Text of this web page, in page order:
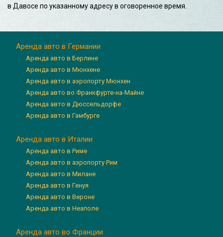
в Давосе по указанному адресу в оговоренное время.
Аренда авто в Германии
Аренда авто в Берлине
Аренда авто в Мюнхене
Аренда авто в аэропорту Мюнхен
Аренда авто во Франкфурте-на-Майне
Аренда авто в Дюссельдорфе
Аренда авто в Гамбурге
Аренда авто в Италии
Аренда авто в Риме
Аренда авто в аэропорту Рим
Аренда авто в Милане
Аренда авто в Генуя
Аренда авто в Вероне
Аренда авто в Неаполе
Аренда авто во Франции